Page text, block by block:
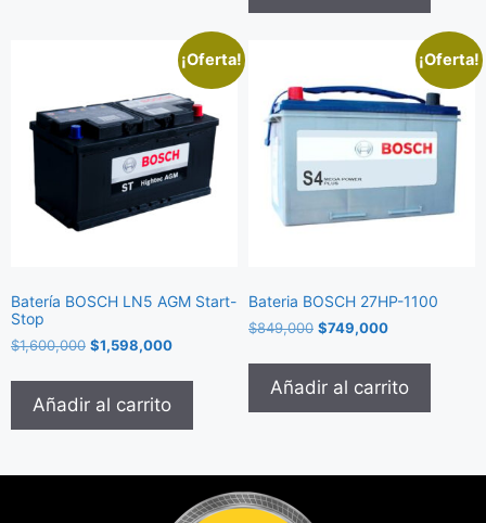
¡Oferta!
Batería BOSCH LN5 AGM Start-
Stop
$1,600,000 $1,598,000
Añadir al carrito
¡Oferta!
Bateria BOSCH 27HP-1100
$849,000 $749,000
Añadir al carrito